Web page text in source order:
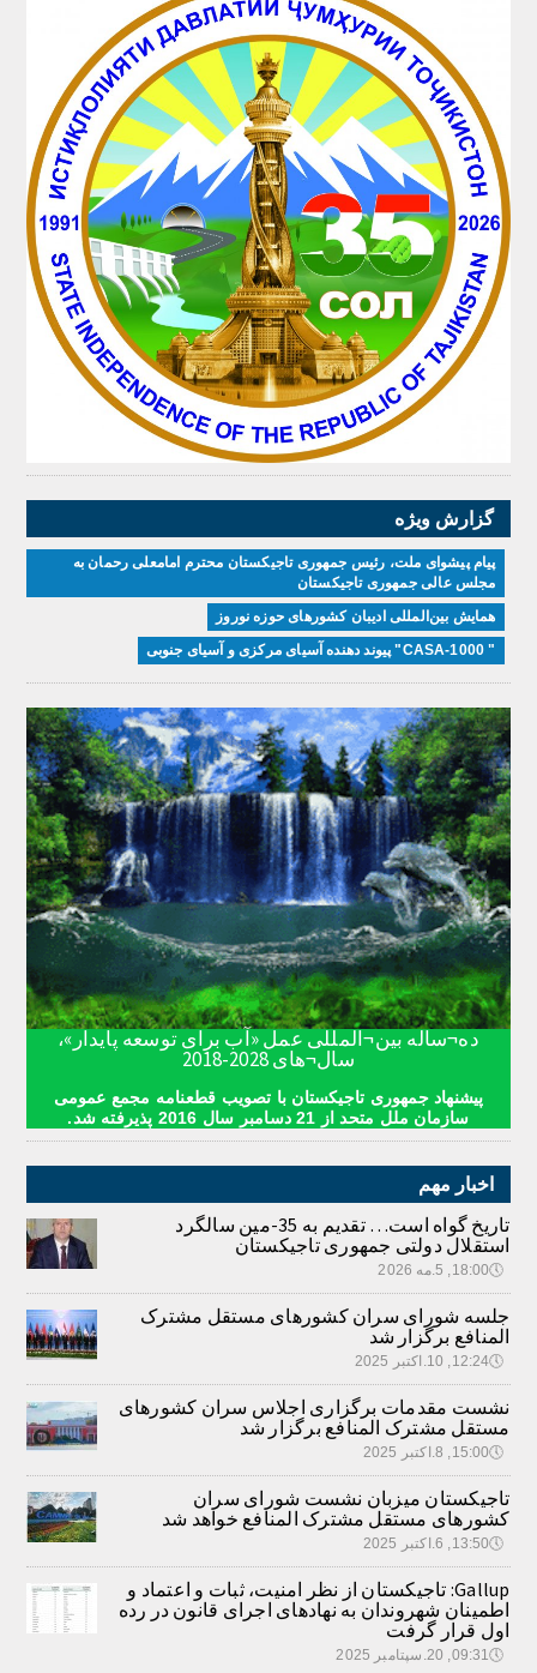
گزارش ویژه
پیام پیشوای ملت، رئیس جمهوری تاجیکستان محترم امامعلی رحمان به
مجلس عالی جمهوری تاجیکستان
همایش بین‌المللی ادیبان کشور‌های حوزه نوروز
" CASA-1000" پیوند دهنده آسیای مرکزی و آسیای جنوبی
ده¬ساله بین¬المللی عمل «آب برای توسعه پایدار»،
سال¬های 2028-2018
پیشنهاد جمهوری تاجیکستان با تصویب قطعنامه مجمع عمومی
سازمان ملل متحد از 21 دسامبر سال 2016 پذیرفته شد.
اخبار مهم
تاریخ گواه است… تقدیم به 35-مین سالگرد
استقلال دولتی جمهوری تاجیکستان
🕔18:00, 5.مه 2026
جلسه شورای سران کشورهای مستقل مشترک
المنافع برگزار شد
🕔12:24, 10.اکتبر 2025
نشست مقدمات برگزاری اجلاس سران کشورهای
مستقل مشترک المنافع برگزار شد
🕔15:00, 8.اکتبر 2025
تاجیکستان میزبان نشست شورای سران
کشورهای مستقل مشترک المنافع خواهد شد
🕔13:50, 6.اکتبر 2025
Gallup: تاجیکستان از نظر امنیت، ثبات و اعتماد و
اطمینان شهروندان به نهادهای اجرای قانون در رده
اول قرار گرفت
🕔09:31, 20.سپتامبر 2025